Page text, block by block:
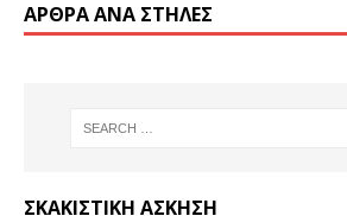
ΆΡΘΡΑ ΑΝΆ ΣΤΉΛΕΣ
ΣΚΑΚΙΣΤΙΚΉ ΆΣΚΗΣΗ